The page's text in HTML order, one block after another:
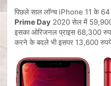
पिछले साल लॉन्च iPhone 11 के 64
Prime Day 2020 सेल में 59,900
इसका ओरिजनल प्राइस 68,300
करने के बदले भी इसपर 13,600 रुपये